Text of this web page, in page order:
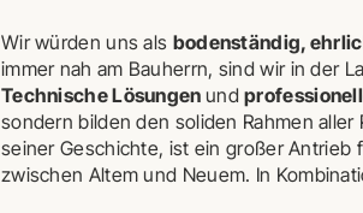
Wir würden uns als bodenständig,
immer nah am Bauherrn, sind wir in der
Technische Lösungen und
sondern bilden den soliden Rahmen
seiner Geschichte, ist ein großer
zwischen Altem und Neuem. In